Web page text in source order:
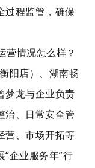
过程监管，确保
营情况怎么样？
衡阳店）、湖南畅
梦龙与企业负责
治、日常安全管
营、市场开拓等
企业服务年”行